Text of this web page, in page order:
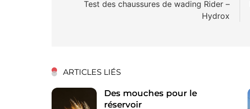
Test des chaussures de wading Rider –
Hydrox
ARTICLES LIÉS
Des mouches pour le
réservoir